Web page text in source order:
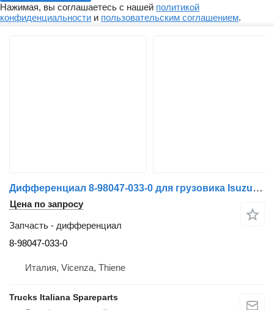
Нажимая, вы соглашаетесь с нашей политикой
конфиденциальности и пользовательским соглашением.
Дифференциал 8-98047-033-0 для грузовика Isuzu N2R
Цена по запросу
Запчасть - дифференциал
8-98047-033-0
Италия, Vicenza, Thiene
Trucks Italiana Spareparts